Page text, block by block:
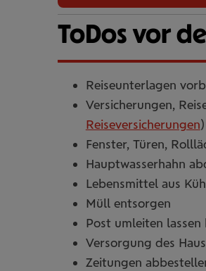
ToDos vor
Reiseunterlagen
Versicherungen,
Reiseversicherungen)
Fenster, Türen,
Hauptwasserhahn
Lebensmittel aus
Müll entsorgen
Post umleiten
Versorgung des
Zeitungen